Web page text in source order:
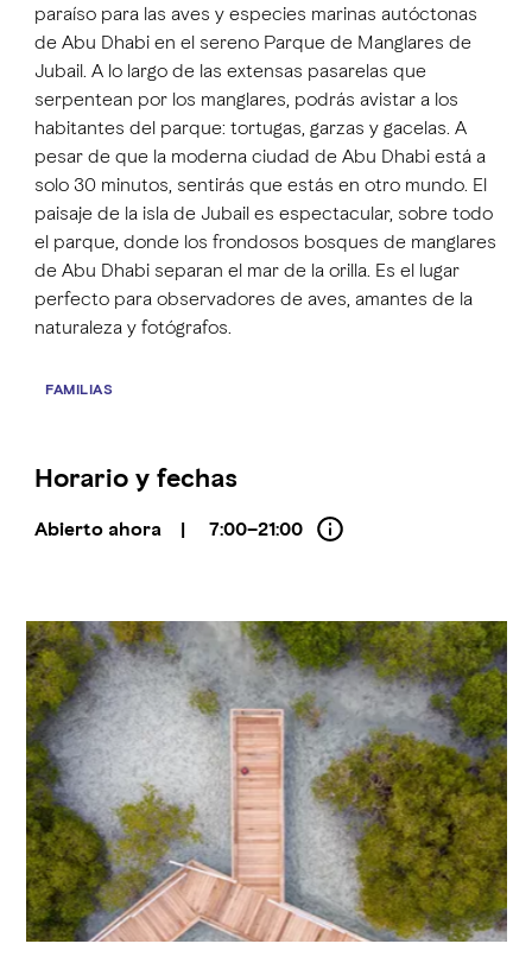
paraíso para las aves y especies marinas autóctonas
de Abu Dhabi en el sereno Parque de Manglares de
Jubail. A lo largo de las extensas pasarelas que
serpentean por los manglares, podrás avistar a los
habitantes del parque: tortugas, garzas y gacelas. A
pesar de que la moderna ciudad de Abu Dhabi está a
solo 30 minutos, sentirás que estás en otro mundo. El
paisaje de la isla de Jubail es espectacular, sobre todo
el parque, donde los frondosos bosques de manglares
de Abu Dhabi separan el mar de la orilla. Es el lugar
perfecto para observadores de aves, amantes de la
naturaleza y fotógrafos.
FAMILIAS
Horario y fechas
Abierto ahora | 7:00–21:00